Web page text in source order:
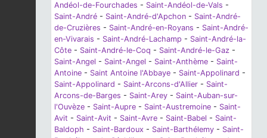
Andéol-de-Fourchades - Saint-Andéol-de-Vals -
Saint-André - Saint-André-d'Apchon - Saint-André-
de-Cruzières - Saint-André-en-Royans - Saint-André-
en-Vivarais - Saint-André-Lachamp - Saint-André-la-
Côte - Saint-André-le-Coq - Saint-André-le-Gaz -
Saint-Angel - Saint-Angel - Saint-Anthème - Saint-
Antoine - Saint Antoine l'Abbaye - Saint-Appolinard -
Saint-Appolinard - Saint-Arcons-d'Allier - Saint-
Arcons-de-Barges - Saint-Arey - Saint-Auban-sur-
l'Ouvèze - Saint-Aupre - Saint-Austremoine - Saint-
Avit - Saint-Avit - Saint-Avre - Saint-Babel - Saint-
Baldoph - Saint-Bardoux - Saint-Barthélemy - Saint-